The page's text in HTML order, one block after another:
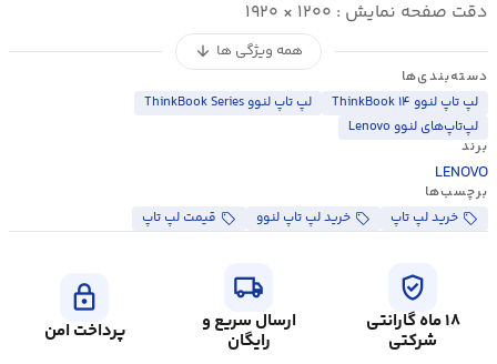
دقت صفحه نمایش : ۱۲۰۰ × ۱۹۲۰
همه ویژگی ها arrow_downward
دسته‌بندی‌ها
لپ تاپ لنوو ThinkBook ۱۴
لپ تاپ لنوو ThinkBook Series
لپ‌تاپ‌های لنوو Lenovo
برند
LENOVO
برچسب‌ها
خرید لپ تاپ
خرید لپ تاپ لنوو قیمت لپ تاپ
verified_user
۱۸ ماه گارانتی
شرکتی
local_shipping
ارسال سریع و
رایگان
lock
پرداخت امن